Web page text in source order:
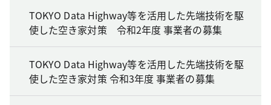
TOKYO Data Highway等を活用した先端技術を駆
使した空き家対策 令和2年度 事業者の募集
TOKYO Data Highway等を活用した先端技術を駆
使した空き家対策 令和3年度 事業者の募集